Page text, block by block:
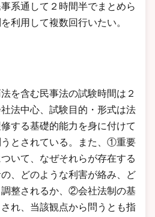
系通して２時間半でまとめら
利用して複数回行いたい。
を含む民事法の試験時間は２
法中心、試験目的・形式は法
する基礎的能力を身に付けて
とされている。また、①重要
いて、なぜそれらが存在する
、どのような利害が絡み、ど
整されるか、②会社法制の基
れ、当該観点から問うとも指